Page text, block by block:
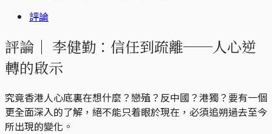
評論
評論｜ 李健勤：信任到疏離──人心逆
轉的啟示
究竟香港人心底裏在想什麼？戀殖？反中國？港獨？要有一個
更全面深入的了解，絕不能只着眼於現在，必須追朔過去至今
所出現的變化。